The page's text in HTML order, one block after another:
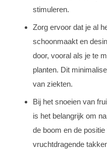
stimuleren.
Zorg ervoor dat je al
schoonmaakt en
door, vooral als je te
planten. Dit
van ziekten.
Bij het snoeien van
is het belangrijk om
de boom en de
vruchtdragende